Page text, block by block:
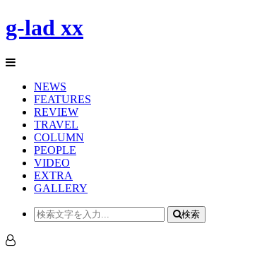
g-lad xx
NEWS
FEATURES
REVIEW
TRAVEL
COLUMN
PEOPLE
VIDEO
EXTRA
GALLERY
検索